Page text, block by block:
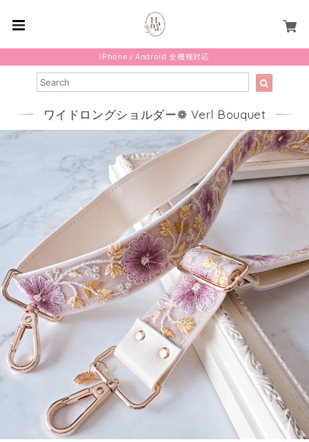
iPhone / Android 全機種対応
ワイドロングショルダー❁ Verl Bouquet